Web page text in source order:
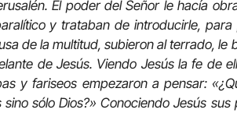
El poder del Señor le hacía
y trataban de introducirle,
de la multitud, subieron al terrado, le
de Jesús. Viendo Jesús la fe de
y fariseos empezaron a pensar:
sólo Dios?» Conociendo Jesús sus